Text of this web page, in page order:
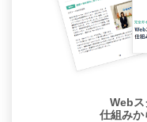
Webス
仕組みか